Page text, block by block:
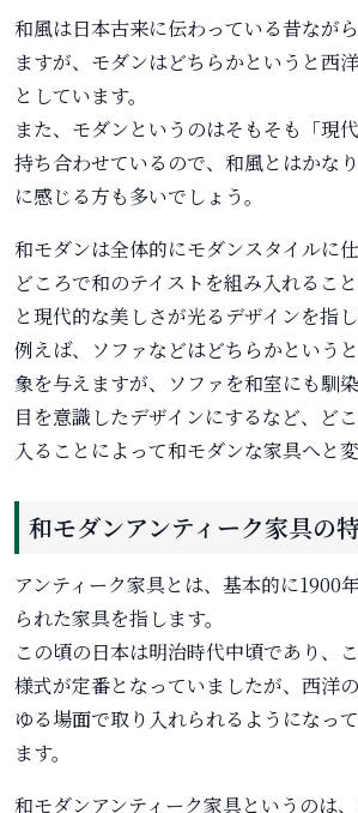
和風は日本古来に伝わっている昔なが
ますが、モダンはどちらかというと西
としています。
また、モダンというのはそもそも「現
持ち合わせているので、和風とはかな
に感じる方も多いでしょう。
和モダンは全体的にモダンスタイルに
どころで和のテイストを組み入れるこ
と現代的な美しさが光るデザインを指し
例えば、ソファなどはどちらかという
象を与えますが、ソファを和室にも馴
目を意識したデザインにするなど、ど
入ることによって和モダンな家具へと
和モダンアンティーク家具の
アンティーク家具とは、基本的に1900
られた家具を指します。
この頃の日本は明治時代中頃であり、
様式が定番となっていましたが、西洋
ゆる場面で取り入れられるようになっ
ます。
和モダンアンティーク家具というのは